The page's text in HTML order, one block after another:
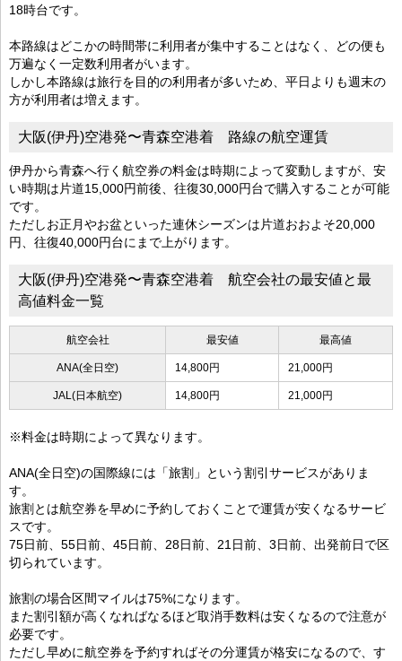
18時台です。
本路線はどこかの時間帯に利用者が集中することはなく、どの便も
万遍なく一定数利用者がいます。
しかし本路線は旅行を目的の利用者が多いため、平日よりも週末の
方が利用者は増えます。
大阪(伊丹)空港発〜青森空港着 路線の航空運賃
伊丹から青森へ行く航空券の料金は時期によって変動しますが、安
い時期は片道15,000円前後、往復30,000円台で購入することが可能
です。
ただしお正月やお盆といった連休シーズンは片道おおよそ20,000
円、往復40,000円台にまで上がります。
大阪(伊丹)空港発〜青森空港着 航空会社の最安値と最
高値料金一覧
航空会社 最安値 最高値
ANA(全日空) 14,800円 21,000円
JAL(日本航空) 14,800円 21,000円
※料金は時期によって異なります。
ANA(全日空)の国際線には「旅割」という割引サービスがありま
す。
旅割とは航空券を早めに予約しておくことで運賃が安くなるサービ
スです。
75日前、55日前、45日前、28日前、21日前、3日前、出発前日で区
切られています。
旅割の場合区間マイルは75%になります。
また割引額が高くなればなるほど取消手数料は安くなるので注意が
必要です。
ただし早めに航空券を予約すればその分運賃が格安になるので、す